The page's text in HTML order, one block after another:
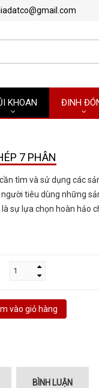
KHOAN ĐINH
7 PHÂN
tìm và sử dụng các
tiêu dùng những
sự lựa chọn hoàn hảo
vào giỏ hàng
BÌNH LUẬN